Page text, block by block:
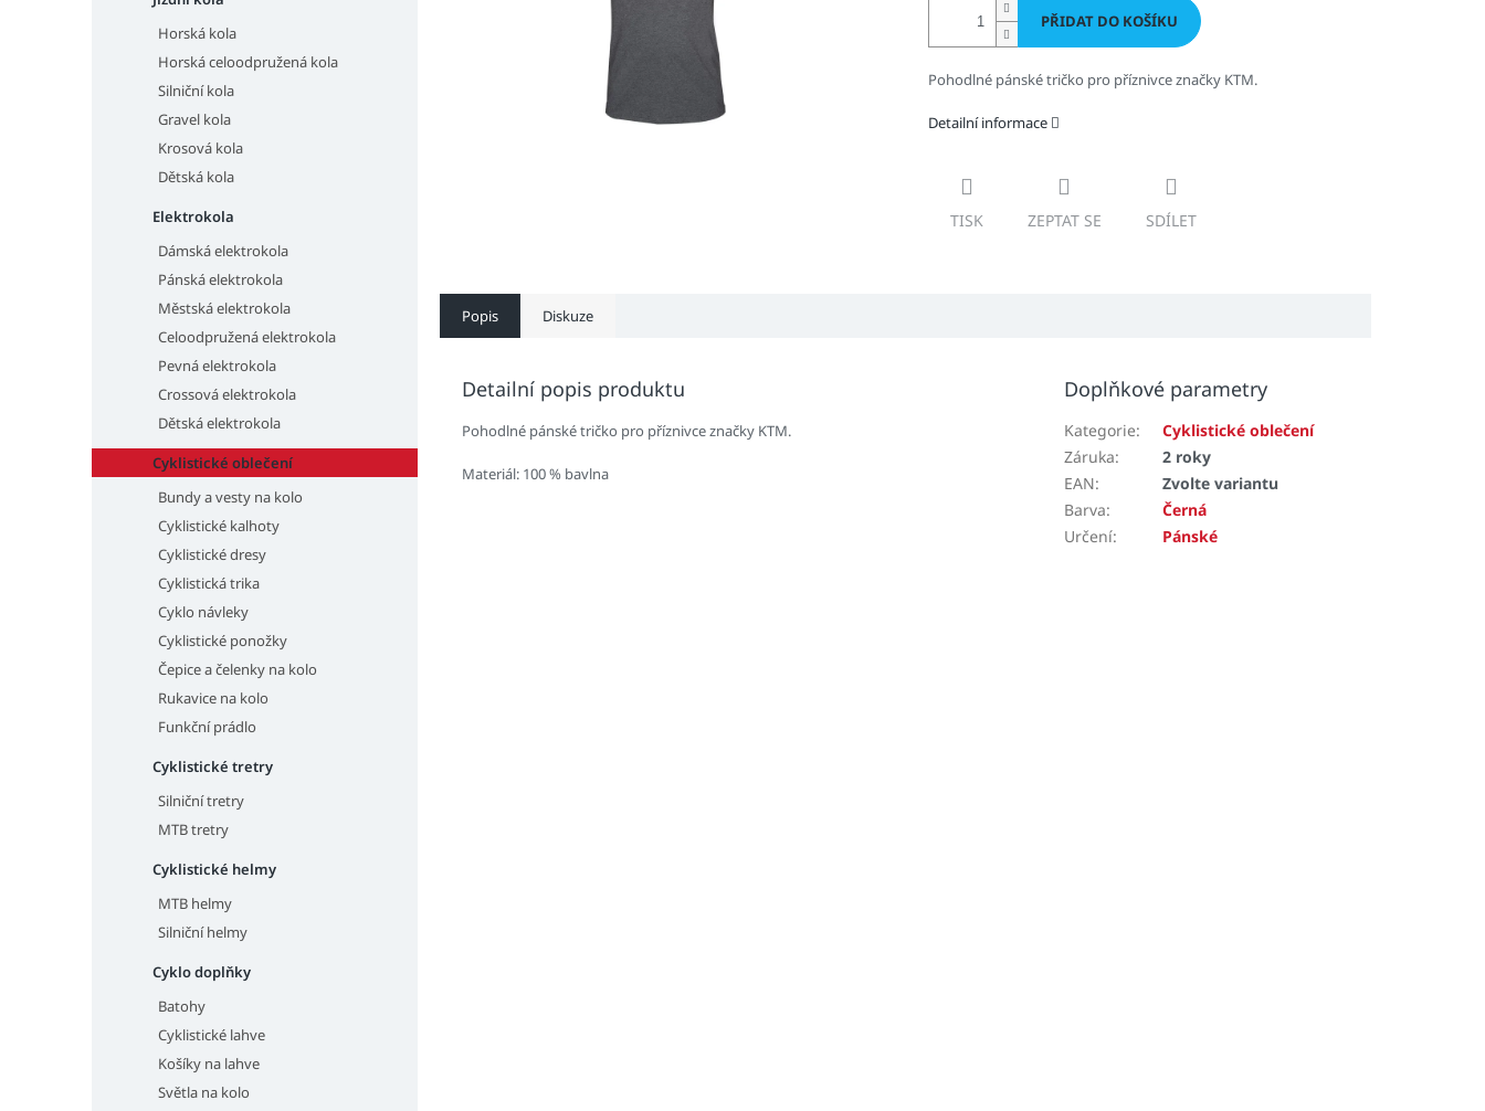
Horská kola
Horská celoodpružená kola
Silniční kola
Gravel kola
Krosová kola
Dětská kola
Elektrokola
Dámská elektrokola
Pánská elektrokola
Městská elektrokola
Celoodpružená elektrokola
Pevná elektrokola
Crossová elektrokola
Dětská elektrokola
Cyklistické oblečení
Bundy a vesty na kolo
Cyklistické kalhoty
Cyklistické dresy
Cyklistická trika
Cyklo návleky
Cyklistické ponožky
Čepice a čelenky na kolo
Rukavice na kolo
Funkční prádlo
Cyklistické tretry
Silniční tretry
MTB tretry
Cyklistické helmy
MTB helmy
Silniční helmy
Cyklo doplňky
Batohy
Cyklistické lahve
Košíky na lahve
Světla na kolo
PŘIDAT DO KOŠÍKU
Pohodlné pánské tričko pro příznivce značky KTM.
Detailní informace
TISK ZEPTAT SE SDÍLET
Popis Diskuze
Detailní popis produktu
Pohodlné pánské tričko pro příznivce značky KTM.
Materiál: 100 % bavlna
Doplňkové parametry
Kategorie:
Cyklistické oblečení
Záruka:
2 roky
EAN:
Zvolte variantu
Barva:
Černá
Určení: Pánské